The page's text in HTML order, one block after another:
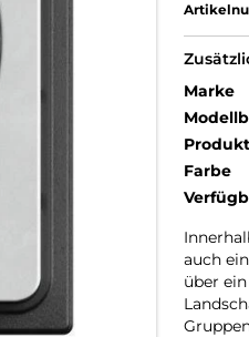
Marke
Farbe
auch
über